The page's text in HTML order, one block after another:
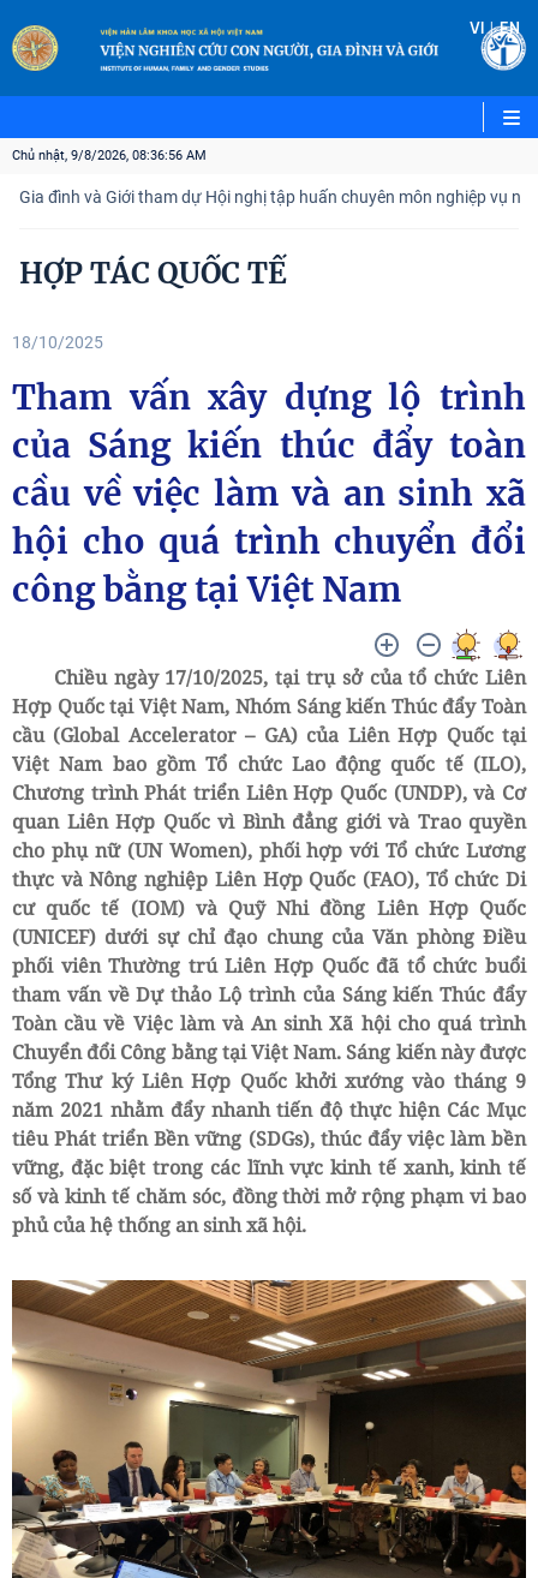
VI |EN
Chủ nhật, 9/8/2026, 08:36:57 AM
đình và Giới tham dự Hội nghị tập huấn chuyên môn nghiệp vụ năm
HỢP TÁC QUỐC TẾ
18/10/2025
Tham vấn xây dựng lộ trình
của Sáng kiến thúc đẩy toàn
cầu về việc làm và an sinh xã
hội cho quá trình chuyển đổi
công bằng tại Việt Nam
Chiều ngày 17/10/2025, tại trụ sở của tổ chức Liên
Hợp Quốc tại Việt Nam, Nhóm Sáng kiến Thúc đẩy Toàn
cầu (Global Accelerator – GA) của Liên Hợp Quốc tại
Việt Nam bao gồm Tổ chức Lao động quốc tế (ILO),
Chương trình Phát triển Liên Hợp Quốc (UNDP), và Cơ
quan Liên Hợp Quốc vì Bình đẳng giới và Trao quyền
cho phụ nữ (UN Women), phối hợp với Tổ chức Lương
thực và Nông nghiệp Liên Hợp Quốc (FAO), Tổ chức Di
cư quốc tế (IOM) và Quỹ Nhi đồng Liên Hợp Quốc
(UNICEF) dưới sự chỉ đạo chung của Văn phòng Điều
phối viên Thường trú Liên Hợp Quốc đã tổ chức buổi
tham vấn về Dự thảo Lộ trình của Sáng kiến Thúc đẩy
Toàn cầu về Việc làm và An sinh Xã hội cho quá trình
Chuyển đổi Công bằng tại Việt Nam. Sáng kiến này được
Tổng Thư ký Liên Hợp Quốc khởi xướng vào tháng 9
năm 2021 nhằm đẩy nhanh tiến độ thực hiện Các Mục
tiêu Phát triển Bền vững (SDGs), thúc đẩy việc làm bền
vững, đặc biệt trong các lĩnh vực kinh tế xanh, kinh tế
số và kinh tế chăm sóc, đồng thời mở rộng phạm vi bao
phủ của hệ thống an sinh xã hội.